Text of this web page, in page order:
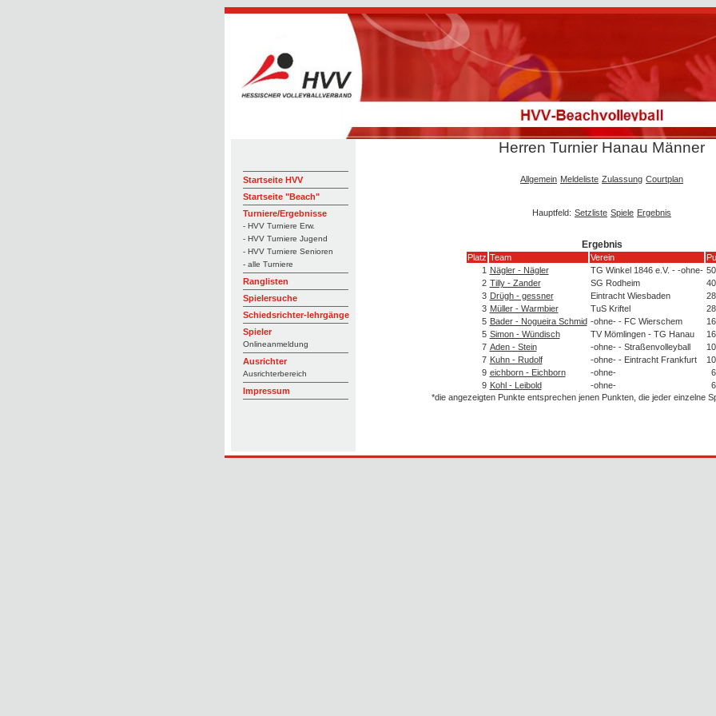
Startseite HVV
Startseite "Beach"
Turniere/Ergebnisse
- HVV Turniere Erw.
- HVV Turniere Jugend
- HVV Turniere Senioren
- alle Turniere
Ranglisten
Spielersuche
Schiedsrichter-lehrgänge
Spieler
Onlineanmeldung
Ausrichter
Ausrichterbereich
Impressum
Herren Turnier Hanau Männer
Allgemein Meldeliste Zulassung Courtplan
Hauptfeld: Setzliste Spiele Ergebnis
Ergebnis
Platz Team Verein
1 Nägler - Nägler TG Winkel 1846 e.V. - -ohne- 50
2 Tilly - Zander SG Rodheim 40
3 Drügh - gessner Eintracht Wiesbaden 28
3 Müller - Warmbier TuS Kriftel 28
5 Bader - Nogueira Schmid -ohne- - FC Wierschem 16
5 Simon - Wündisch TV Mömlingen - TG Hanau 16
7 Aden - Stein -ohne- - Straßenvolleyball 10
7 Kuhn - Rudolf -ohne- - Eintracht Frankfurt 10
9 eichborn - Eichborn -ohne- 6
9 Kohl - Leibold -ohne- 6
*die angezeigten Punkte entsprechen jenen Punkten, die jeder einzelne